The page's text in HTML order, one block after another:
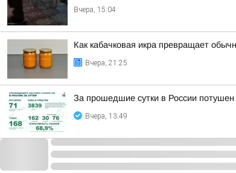
Вчера, 15:04
Как кабачковая икра превращает
Вчера, 21:25
За прошедшие сутки в России
Вчера, 13:49